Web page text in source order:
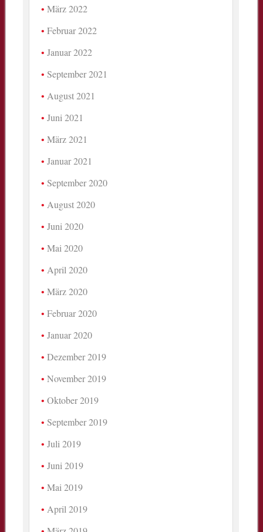
März 2022
Februar 2022
Januar 2022
September 2021
August 2021
Juni 2021
März 2021
Januar 2021
September 2020
August 2020
Juni 2020
Mai 2020
April 2020
März 2020
Februar 2020
Januar 2020
Dezember 2019
November 2019
Oktober 2019
September 2019
Juli 2019
Juni 2019
Mai 2019
April 2019